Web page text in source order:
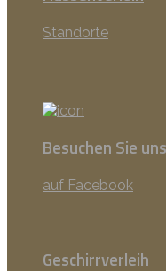
Standorte
Besuchen Sie uns
auf Facebook
Geschirrverleih